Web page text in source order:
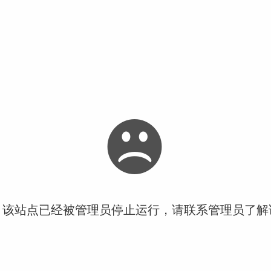
站点已经被管理员停止运行，请联系管理员了